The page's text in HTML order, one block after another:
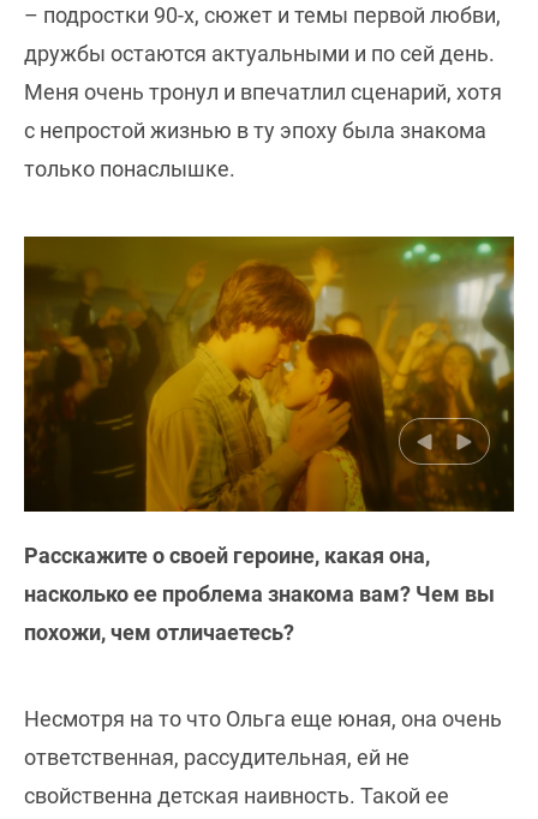
– подростки 90-х, сюжет и темы первой любви,
дружбы остаются актуальными и по сей день.
Меня очень тронул и впечатлил сценарий, хотя
с непростой жизнью в ту эпоху была знакома
только понаслышке.
Расскажите о своей героине, какая она,
насколько ее проблема знакома вам? Чем вы
похожи, чем отличаетесь?
Несмотря на то что Ольга еще юная, она очень
ответственная, рассудительная, ей не
свойственна детская наивность. Такой ее